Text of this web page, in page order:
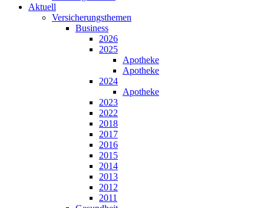
Aktuell
Versicherungsthemen
Business
2026
2025
Apotheke
Apotheke
2024
Apotheke
2023
2022
2018
2017
2016
2015
2014
2013
2012
2011